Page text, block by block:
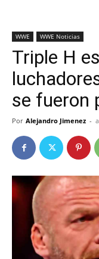
WWE WWE Noticias
Triple H
se fueron
Por Alejandro Jimenez -